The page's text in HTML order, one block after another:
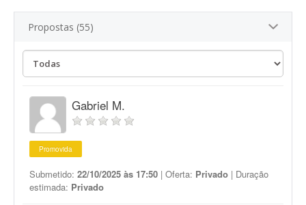
Propostas (55)
Gabriel M.
Promovida
Submetido: 22/10/2025 às 17:50 | Oferta: Privado | Duração
estimada: Privado